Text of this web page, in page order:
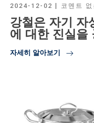
2024-12-02 코멘트 없
강철은 자기 자
에 대한 진실을
자세히 알아보기